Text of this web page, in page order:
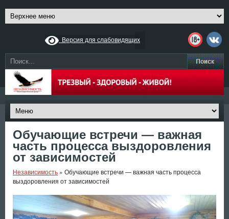
Версия для слабовидящих
Обучающие встречи — важная
часть процесса выздоровления
от зависимостей
Независимость » Обучающие встречи — важная часть процесса
выздоровления от зависимостей